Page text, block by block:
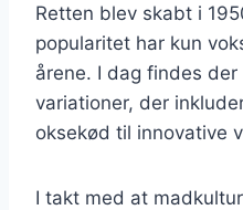
Retten blev skabt i
popularitet har kun
årene. I dag findes
variationer, der
oksekød til innovative
I takt med at